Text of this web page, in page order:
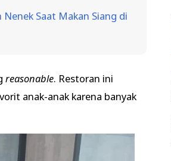
Saat Makan Siang di
reasonable. Restoran ini
anak-anak karena banyak